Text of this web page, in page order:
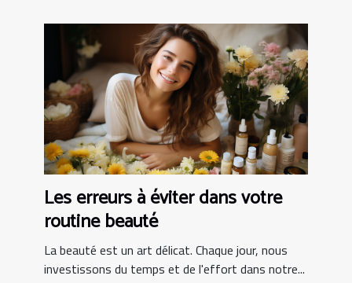
Les erreurs à éviter dans votre
routine beauté
La beauté est un art délicat. Chaque jour, nous
investissons du temps et de l'effort dans notre...